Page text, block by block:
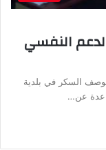
النفسي
السكر في بلدية
عن…